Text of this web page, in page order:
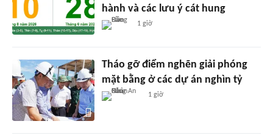
hành và các lưu ý cát hung
1 giờ
Tháo gỡ điểm nghẽn giải phóng
mặt bằng ở các dự án nghìn tỷ
1 giờ